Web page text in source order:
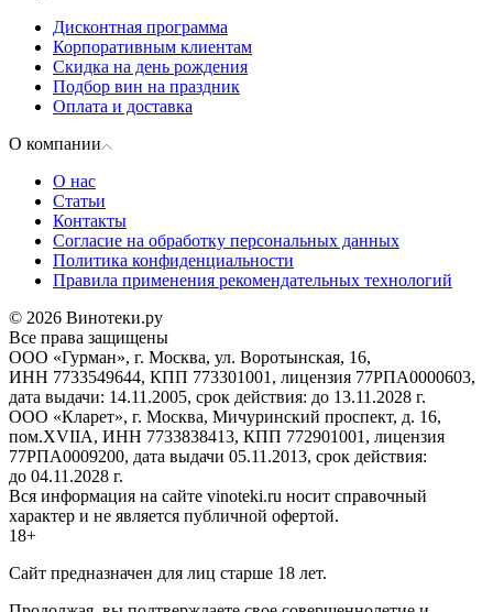
Дисконтная программа
Корпоративным клиентам
Скидка на день рождения
Подбор вин на праздник
Оплата и доставка
О компании
О нас
Статьи
Контакты
Согласие на обработку персональных данных
Политика конфиденциальности
Правила применения рекомендательных технологий
© 2026 Винотеки.ру
Все права защищены
ООО «Гурман», г. Москва, ул. Воротынская, 16,
ИНН 7733549644, КПП 773301001, лицензия 77РПА0000603,
дата выдачи: 14.11.2005, срок действия: до 13.11.2028 г.
ООО «Кларет», г. Москва, Мичуринский проспект, д. 16,
пом.XVIIA, ИНН 7733838413, КПП 772901001, лицензия
77РПА0009200, дата выдачи 05.11.2013, срок действия:
до 04.11.2028 г.
Вся информация на сайте vinoteki.ru носит справочный
характер и не является публичной офертой.
18+
Сайт предназначен для лиц старше 18 лет.